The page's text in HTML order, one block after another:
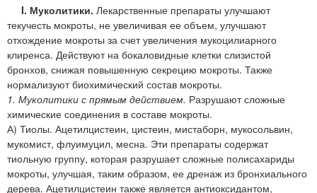
I. Муколитики. Лекарственные препараты улучшают
текучесть мокроты, не увеличивая ее объем, улучшают
отхождение мокроты за счет увеличения мукоцилиарного
клиренса. Действуют на бокаловидные клетки слизистой
бронхов, снижая повышенную секрецию мокроты. Также
нормализуют биохимический состав мокроты.
1. Муколитики с прямым действием. Разрушают сложные
химические соединения в составе мокроты.
А) Тиолы. Ацетилцистеин, цистеин, мистаборн, мукосольвин,
мукомист, флуимуцил, месна. Эти препараты содержат
тиольную группу, которая разрушает сложные полисахариды
мокроты, улучшая, таким образом, ее дренаж из бронхиального
дерева. Ацетилцистеин также является антиоксидантом,